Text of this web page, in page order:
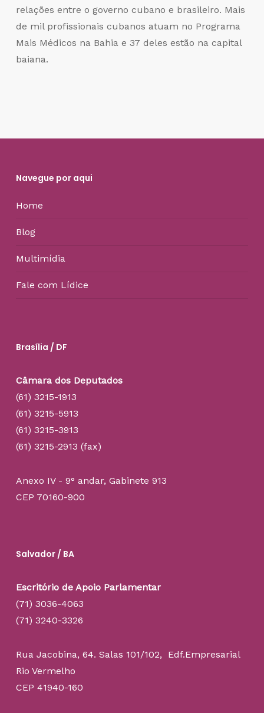
relações entre o governo cubano e brasileiro. Mais
de mil profissionais cubanos atuam no Programa
Mais Médicos na Bahia e 37 deles estão na capital
baiana.
Navegue por aqui
Home
Blog
Multimídia
Fale com Lídice
Brasília / DF
Câmara dos Deputados
(61) 3215-1913
(61) 3215-5913
(61) 3215-3913
(61) 3215-2913 (fax)
Anexo IV - 9° andar, Gabinete 913
CEP 70160-900
Salvador / BA
Escritório de Apoio Parlamentar
(71) 3036-4063
(71) 3240-3326
Rua Jacobina, 64. Salas 101/102, Edf.Empresarial
Rio Vermelho
CEP 41940-160